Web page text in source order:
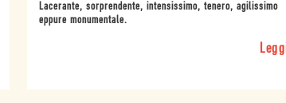
Lacerante, sorprendente, intensissimo, tenero, agilissimo
eppure monumentale.